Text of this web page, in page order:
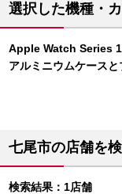
選択した機種・
Apple Watch Series
アルミニウムケース
七尾市の店舗を
検索結果：1店舗